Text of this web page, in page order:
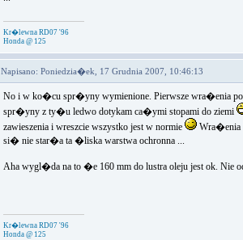
Kr�lewna RD07 '96
Honda @ 125
Napisano: Poniedzia�ek, 17 Grudnia 2007, 10:46:13
No i w ko�cu spr�yny wymienione. Pierwsze wra�enia
spr�yny z ty�u ledwo dotykam ca�ymi stopami do ziemi
zawieszenia i wreszcie wszystko jest w normie
Wra�enia
si� nie star�a ta �liska warstwa ochronna ...
Aha wygl�da na to �e 160 mm do lustra oleju jest ok. Nie
Kr�lewna RD07 '96
Honda @ 125